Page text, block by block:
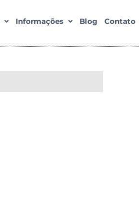
Informações Blog Contato